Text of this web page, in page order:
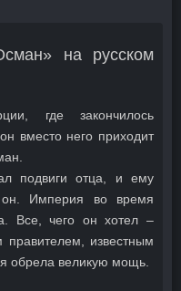
на русском
где закончилось
вместо него приходит
подвиги отца, и ему
Империя во время
Все, чего он хотел –
правителем, известным
обрела великую мощь.